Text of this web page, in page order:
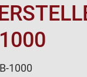
1000